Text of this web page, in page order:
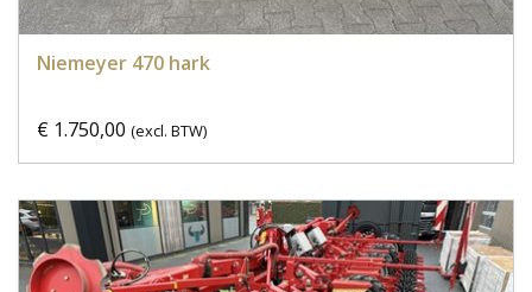
Niemeyer 470 hark
€ 1.750,00 (excl. BTW)